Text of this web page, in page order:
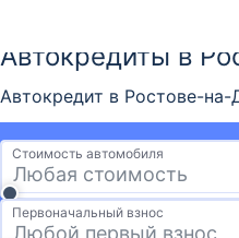
Автокредиты в
Автокредит в Ростове-
Стоимость автомобиля
Первоначальный взнос